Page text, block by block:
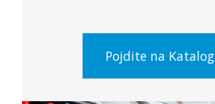
Pojdite na Katalog